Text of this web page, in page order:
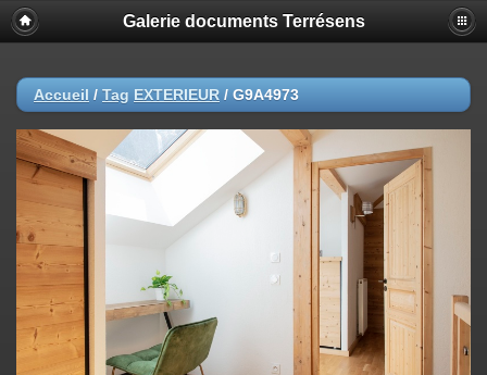
Galerie documents Terrésens
Accueil / Tag EXTERIEUR / G9A4973